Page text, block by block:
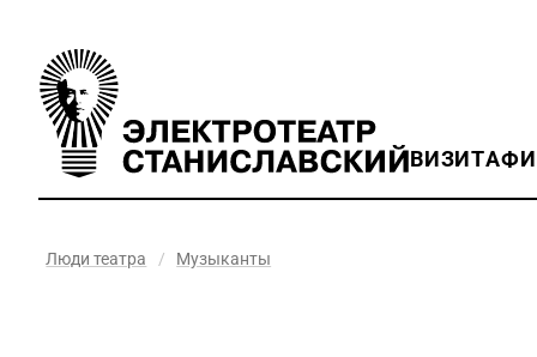
ВИЗИТ
Люди театра / Музыканты